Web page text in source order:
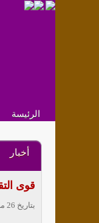
الرئيسة
أخبار
قوى
بتاريخ 26 مارس, 2017